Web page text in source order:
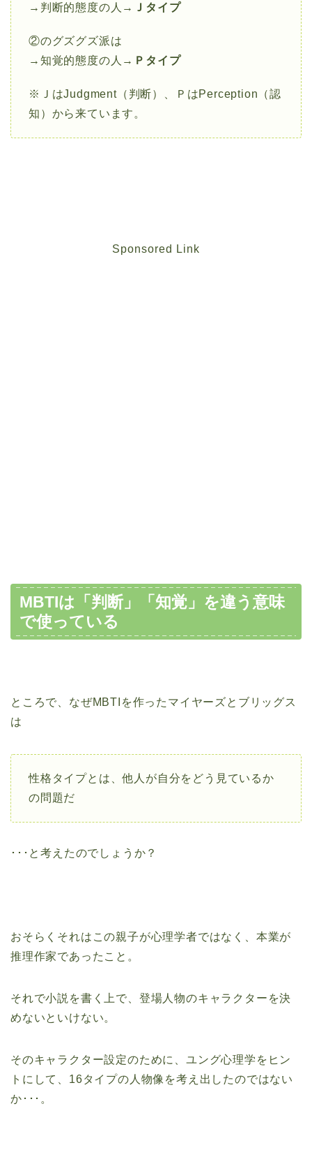
→判断的態度の人→ Ｊタイプ
②のグズグズ派は
→知覚的態度の人→ Ｐタイプ
※ＪはJudgment（判断）、ＰはPerception（認
知）から来ています。
Sponsored Link
MBTIは「判断」「知覚」を違う意味
で使っている
ところで、なぜMBTIを作ったマイヤーズとブリッグス
は
性格タイプとは、他人が自分をどう見ているか
の問題だ
･･･と考えたのでしょうか？
おそらくそれはこの親子が心理学者ではなく、本業が
推理作家であったこと。
それで小説を書く上で、登場人物のキャラクターを決
めないといけない。
そのキャラクター設定のために、ユング心理学をヒン
トにして、16タイプの人物像を考え出したのではない
か･･･。